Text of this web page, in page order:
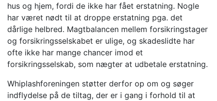
hus og hjem, fordi de ikke har fået erstatning. Nogle
har været nødt til at droppe erstatning pga. det
dårlige helbred. Magtbalancen mellem forsikringstager
og forsikringsselskabet er ulige, og skadeslidte har
ofte ikke har mange chancer imod et
forsikringsselskab, som nægter at udbetale erstatning.
Whiplashforeningen støtter derfor op om og søger
indflydelse på de tiltag, der er i gang i forhold til at